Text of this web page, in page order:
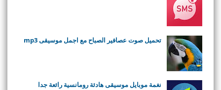
تحميل صوت عصافير الصباح مع اجمل موسيقى mp3
نغمة موبايل موسيقى هادئة رومانسية رائعة جدا